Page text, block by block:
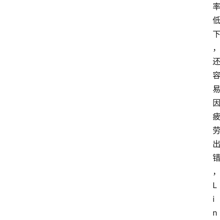
率
低
下
，
还
容
易
因
疲
劳
出
错
，
L
i
n